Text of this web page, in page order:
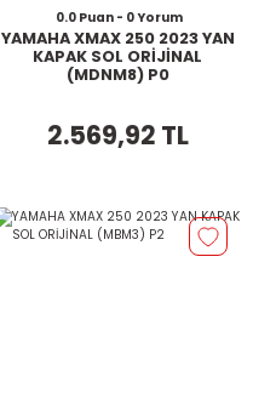
0.0 Puan - 0 Yorum
YAMAHA XMAX 250 2023 YAN
KAPAK SOL ORİJİNAL
(MDNM8) P0
2.569,92 TL